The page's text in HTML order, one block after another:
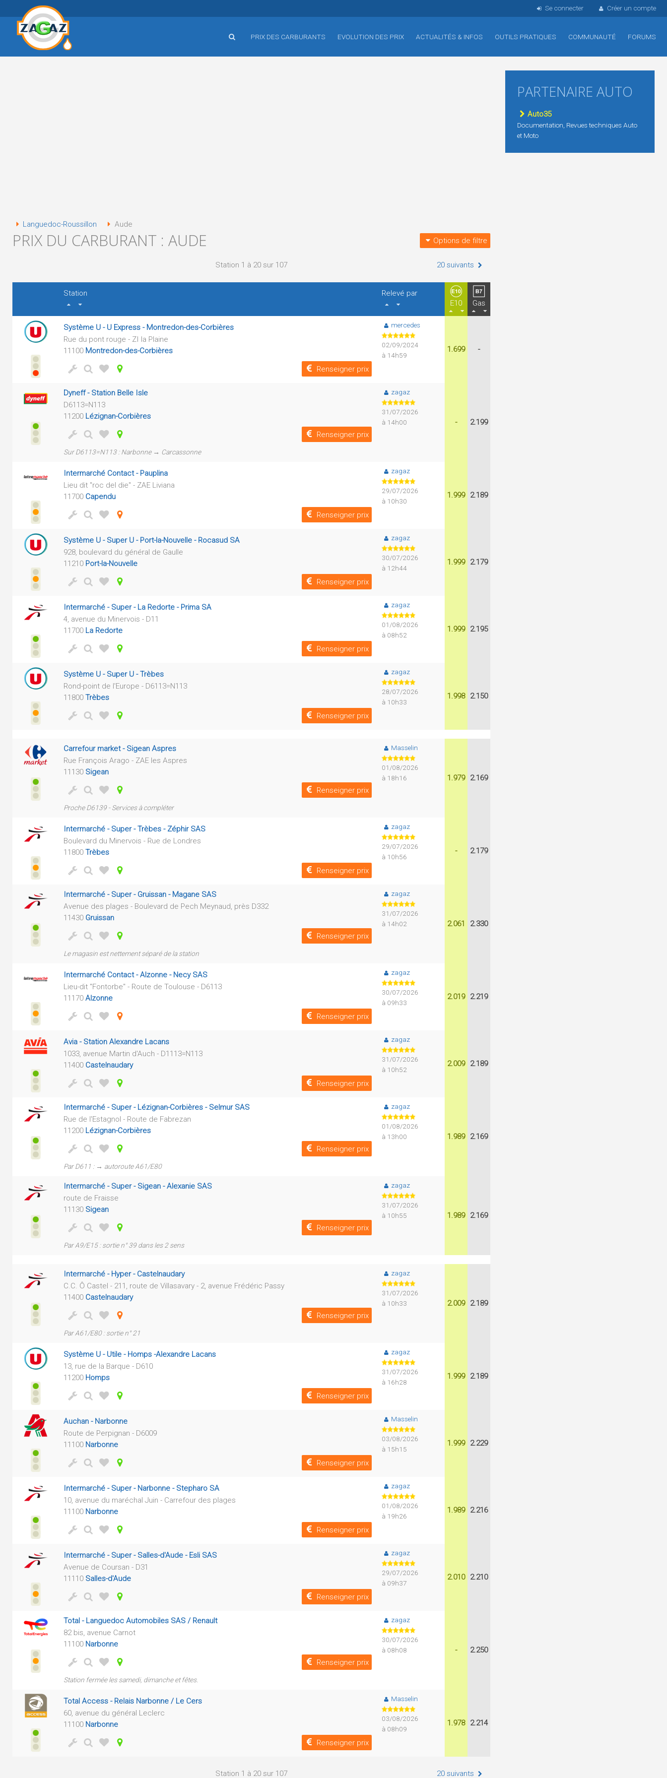
Se connecter Créer un compte
PRIX DES CARBURANTS EVOLUTION DES PRIX ACTUALITÉS & INFOS OUTILS PRATIQUES COMMUNAUTÉ FORUMS
Languedoc-Roussillon Aude
PRIX DU CARBURANT : AUDE Options de filtre
Station 1 à 20 sur 107 20 suivants
Station
Relevé par
E10
Gas
Système U - U Express - Montredon-des-Corbières
Rue du pont rouge - ZI la Plaine
11100 Montredon-des-Corbières
Renseigner prix
mercedes
02/09/2024
à 14h59
1.699 -
Dyneff - Station Belle Isle
D6113=N113
11200 Lézignan-Corbières
Renseigner prix
Sur D6113=N113 : Narbonne → Carcassonne
zagaz
31/07/2026
à 14h00
- 2.199
Intermarché Contact - Pauplina
Lieu dit "roc del die" - ZAE Liviana
11700 Capendu
Renseigner prix
zagaz
29/07/2026
à 10h30
1.999 2.189
Système U - Super U - Port-la-Nouvelle - Rocasud SA
928, boulevard du général de Gaulle
11210 Port-la-Nouvelle
Renseigner prix
zagaz
30/07/2026
à 12h44
1.999 2.179
Intermarché - Super - La Redorte - Prima SA
4, avenue du Minervois - D11
11700 La Redorte
Renseigner prix
zagaz
01/08/2026
à 08h52
1.999 2.195
Système U - Super U - Trèbes
Rond-point de l'Europe - D6113=N113
11800 Trèbes
Renseigner prix
zagaz
28/07/2026
à 10h33
1.998 2.150
Carrefour market - Sigean Aspres
Rue François Arago - ZAE les Aspres
11130 Sigean
Renseigner prix
Proche D6139 - Services à compléter
Masselin
01/08/2026
à 18h16
1.979 2.169
Intermarché - Super - Trèbes - Zéphir SAS
Boulevard du Minervois - Rue de Londres
11800 Trèbes
Renseigner prix
zagaz
29/07/2026
à 10h56
- 2.179
Intermarché - Super - Gruissan - Magane SAS
Avenue des plages - Boulevard de Pech Meynaud, près D332
11430 Gruissan
Renseigner prix
Le magasin est nettement séparé de la station
zagaz
31/07/2026
à 14h02
2.061 2.330
Intermarché Contact - Alzonne - Necy SAS
Lieu-dit "Fontorbe" - Route de Toulouse - D6113
11170 Alzonne
Renseigner prix
zagaz
30/07/2026
à 09h33
2.019 2.219
Avia - Station Alexandre Lacans
1033, avenue Martin d'Auch - D1113=N113
11400 Castelnaudary
Renseigner prix
zagaz
31/07/2026
à 10h52
2.009 2.189
Intermarché - Super - Lézignan-Corbières - Selmur SAS
Rue de l'Estagnol - Route de Fabrezan
11200 Lézignan-Corbières
Renseigner prix
Par D611 : → autoroute A61/E80
zagaz
01/08/2026
à 13h00
1.989 2.169
Intermarché - Super - Sigean - Alexanie SAS
route de Fraisse
11130 Sigean
Renseigner prix
Par A9/E15 : sortie n° 39 dans les 2 sens
zagaz
31/07/2026
à 10h55
1.989 2.169
Intermarché - Hyper - Castelnaudary
C.C. Ô Castel - 211, route de Villasavary - 2, avenue Frédéric Passy
11400 Castelnaudary
Renseigner prix
Par A61/E80 : sortie n° 21
zagaz
31/07/2026
à 10h33
2.009 2.189
Système U - Utile - Homps -Alexandre Lacans
13, rue de la Barque - D610
11200 Homps
Renseigner prix
zagaz
31/07/2026
à 16h28
1.999 2.189
Auchan - Narbonne
Route de Perpignan - D6009
11100 Narbonne
Renseigner prix
Masselin
03/08/2026
à 15h15
1.999 2.229
Intermarché - Super - Narbonne - Stepharo SA
10, avenue du maréchal Juin - Carrefour des plages
11100 Narbonne
Renseigner prix
zagaz
01/08/2026
à 19h26
1.989 2.216
Intermarché - Super - Salles-d'Aude - Esli SAS
Avenue de Coursan - D31
11110 Salles-d'Aude
Renseigner prix
zagaz
29/07/2026
à 09h37
2.010 2.210
Total - Languedoc Automobiles SAS / Renault
82 bis, avenue Carnot
11100 Narbonne
Renseigner prix
Station fermée les samedi, dimanche et fêtes.
zagaz
30/07/2026
à 08h08
- 2.250
Total Access - Relais Narbonne / Le Cers
60, avenue du général Leclerc
11100 Narbonne
Renseigner prix
Masselin
03/08/2026
à 08h09
1.978 2.214
Station 1 à 20 sur 107 20 suivants
PARTENAIRE AUTO
Auto35
Documentation, Revues techniques Auto
et Moto